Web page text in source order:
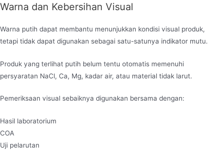
Warna dan Kebersihan Visual
Warna putih dapat membantu menunjukkan kondisi visual produk,
tetapi tidak dapat digunakan sebagai satu-satunya indikator mutu.
Produk yang terlihat putih belum tentu otomatis memenuhi
persyaratan NaCl, Ca, Mg, kadar air, atau material tidak larut.
Pemeriksaan visual sebaiknya digunakan bersama dengan:
Hasil laboratorium
COA
Uji pelarutan